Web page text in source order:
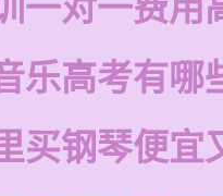
一对一费用
乐高考有哪
买钢琴便宜